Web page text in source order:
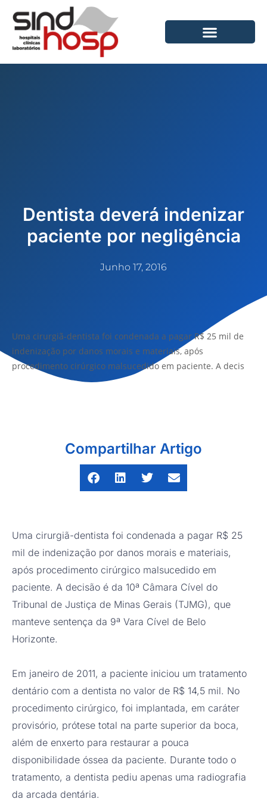
para
conteúdo
Dentista deverá indenizar
paciente por negligência
Junho 17, 2016
Uma cirurgiã-dentista foi condenada a pagar R$ 25 mil de
indenização por danos morais e materiais, após
procedimento cirúrgico malsucedido em paciente. A decis
Compartilhar Artigo
Uma cirurgiã-dentista foi condenada a pagar R$ 25
mil de indenização por danos morais e materiais,
após procedimento cirúrgico malsucedido em
paciente. A decisão é da 10ª Câmara Cível do
Tribunal de Justiça de Minas Gerais (TJMG), que
manteve sentença da 9ª Vara Cível de Belo
Horizonte.
Em janeiro de 2011, a paciente iniciou um tratamento
dentário com a dentista no valor de R$ 14,5 mil. No
procedimento cirúrgico, foi implantada, em caráter
provisório, prótese total na parte superior da boca,
além de enxerto para restaurar a pouca
disponibilidade óssea da paciente. Durante todo o
tratamento, a dentista pediu apenas uma radiografia
da arcada dentária.